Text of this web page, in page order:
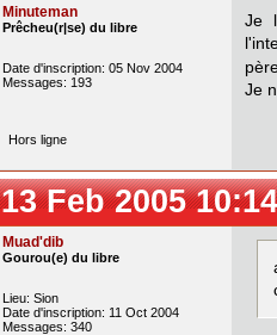
Minuteman
Prêcheu(r|se) du libre
Date d'inscription: 05 Nov 2004
Messages: 193
Je
Je
Hors ligne
13 Feb 2005
Muad'dib
Gourou(e) du libre
Lieu: Sion
Date d'inscription: 11 Oct 2004
Messages: 340